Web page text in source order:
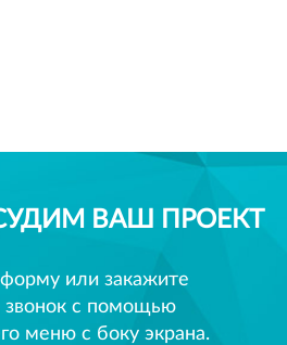
ВАШ ПРОЕКТ
или закажите
звонок с помощью
меню с боку экрана.